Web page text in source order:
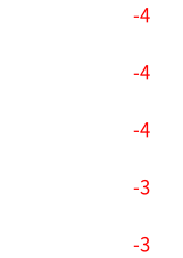
-4
-4
-4
-3
-3